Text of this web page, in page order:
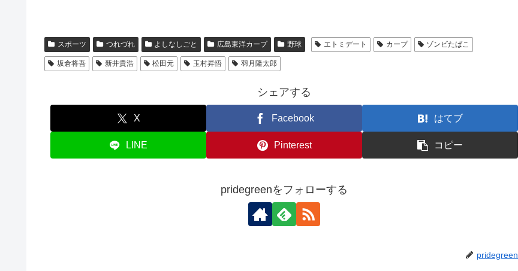
e
b
o
er
スポーツ つれづれ よしなしごと 広島東洋カープ 野球 エトミデート カープ ゾンビたばこ
坂倉将吾 新井貴浩 松田元 玉村昇悟 羽月隆太郎
シェアする
X Facebook はてブ
LINE Pinterest コピー
pridegreenをフォローする
pridegreen